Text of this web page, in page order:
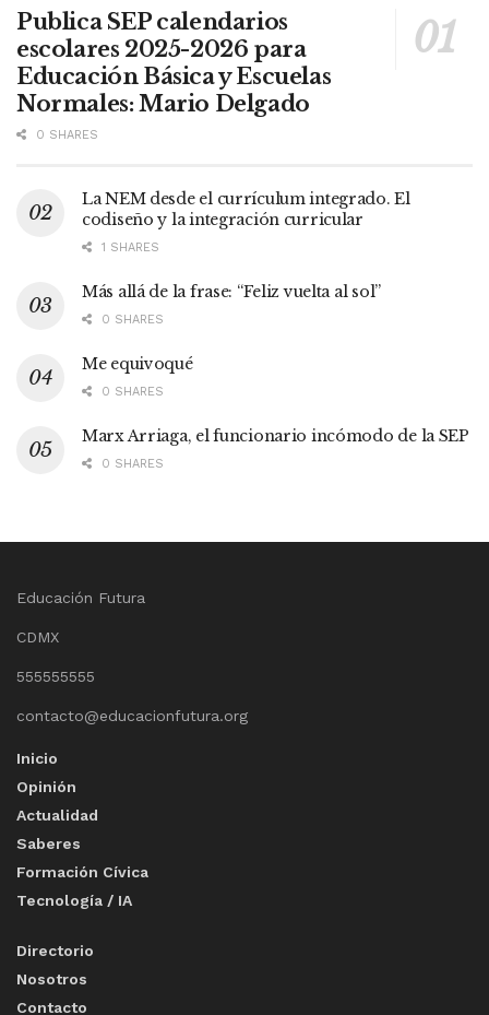
Publica SEP calendarios
escolares 2025-2026 para
Educación Básica y Escuelas
Normales: Mario Delgado
0 SHARES
La NEM desde el currículum integrado. El
codiseño y la integración curricular
1 SHARES
Más allá de la frase: “Feliz vuelta al sol”
0 SHARES
Me equivoqué
0 SHARES
Marx Arriaga, el funcionario incómodo de la SEP
0 SHARES
Educación Futura
CDMX
555555555
contacto@educacionfutura.org
Inicio
Opinión
Actualidad
Saberes
Formación Cívica
Tecnología / IA
Directorio
Nosotros
Contacto